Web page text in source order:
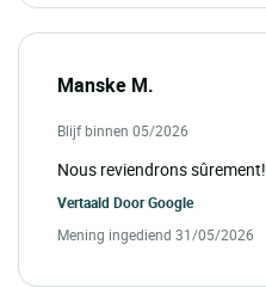
Manske M.
Blijf binnen 05/2026
Nous reviendrons sûrement!
Vertaald DoorGoogle
Mening ingediend 31/05/2026